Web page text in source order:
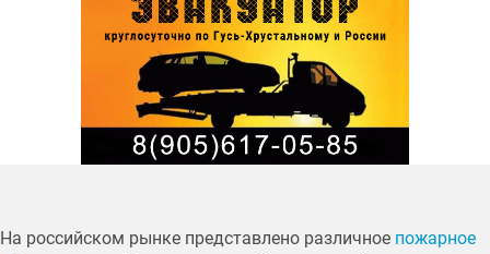
На российском рынке представлено различное пожарное